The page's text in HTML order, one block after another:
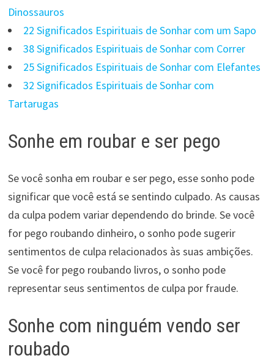
Dinossauros
22 Significados Espirituais de Sonhar com um Sapo
38 Significados Espirituais de Sonhar com Correr
25 Significados Espirituais de Sonhar com Elefantes
32 Significados Espirituais de Sonhar com
Tartarugas
Sonhe em roubar e ser pego
Se você sonha em roubar e ser pego, esse sonho pode
significar que você está se sentindo culpado. As causas
da culpa podem variar dependendo do brinde. Se você
for pego roubando dinheiro, o sonho pode sugerir
sentimentos de culpa relacionados às suas ambições.
Se você for pego roubando livros, o sonho pode
representar seus sentimentos de culpa por fraude.
Sonhe com ninguém vendo ser
roubado